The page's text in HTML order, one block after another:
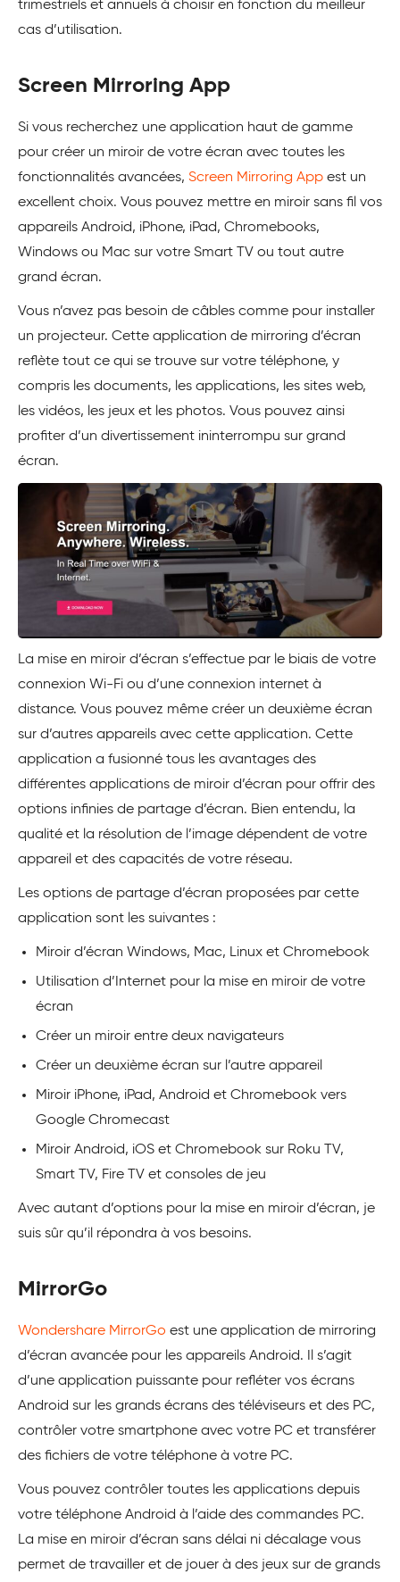
trimestriels et annuels à choisir en fonction du meilleur
cas d’utilisation.
Screen Mirroring App
Si vous recherchez une application haut de gamme
pour créer un miroir de votre écran avec toutes les
fonctionnalités avancées, Screen Mirroring App est un
excellent choix. Vous pouvez mettre en miroir sans fil vos
appareils Android, iPhone, iPad, Chromebooks,
Windows ou Mac sur votre Smart TV ou tout autre
grand écran.
Vous n’avez pas besoin de câbles comme pour installer
un projecteur. Cette application de mirroring d’écran
reflète tout ce qui se trouve sur votre téléphone, y
compris les documents, les applications, les sites web,
les vidéos, les jeux et les photos. Vous pouvez ainsi
profiter d’un divertissement ininterrompu sur grand
écran.
La mise en miroir d’écran s’effectue par le biais de votre
connexion Wi-Fi ou d’une connexion internet à
distance. Vous pouvez même créer un deuxième écran
sur d’autres appareils avec cette application. Cette
application a fusionné tous les avantages des
différentes applications de miroir d’écran pour offrir des
options infinies de partage d’écran. Bien entendu, la
qualité et la résolution de l’image dépendent de votre
appareil et des capacités de votre réseau.
Les options de partage d’écran proposées par cette
application sont les suivantes :
Miroir d’écran Windows, Mac, Linux et Chromebook
Utilisation d’Internet pour la mise en miroir de votre
écran
Créer un miroir entre deux navigateurs
Créer un deuxième écran sur l’autre appareil
Miroir iPhone, iPad, Android et Chromebook vers
Google Chromecast
Miroir Android, iOS et Chromebook sur Roku TV,
Smart TV, Fire TV et consoles de jeu
Avec autant d’options pour la mise en miroir d’écran, je
suis sûr qu’il répondra à vos besoins.
MirrorGo
Wondershare MirrorGo est une application de mirroring
d’écran avancée pour les appareils Android. Il s’agit
d’une application puissante pour refléter vos écrans
Android sur les grands écrans des téléviseurs et des PC,
contrôler votre smartphone avec votre PC et transférer
des fichiers de votre téléphone à votre PC.
Vous pouvez contrôler toutes les applications depuis
votre téléphone Android à l’aide des commandes PC.
La mise en miroir d’écran sans délai ni décalage vous
permet de travailler et de jouer à des jeux sur de grands